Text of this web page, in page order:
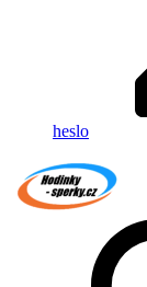
heslo